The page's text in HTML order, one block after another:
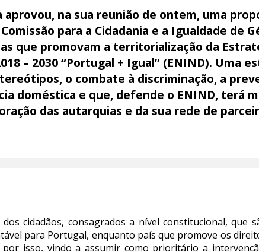
na sua reunião de ontem, uma
para a Cidadania e a Igualdade de
que promovam a territorialização da
– 2030 “Portugal + Igual” (ENIND). Uma
o combate à discriminação, a
doméstica e que, defende o ENIND, terá
das autarquias e da sua rede de
cidadãos, consagrados a nível constitucional, que
para Portugal, enquanto país que promove os
isso, vindo a assumir como prioritário a